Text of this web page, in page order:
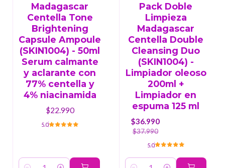
Madagascar
Centella Tone
Brightening
Capsule Ampoule
(SKIN1004) - 50ml
Serum calmante
y aclarante con
77% centella y
4% niacinamida
$22.990
5.0
Pack Doble
Limpieza
Madagascar
Centella Double
Cleansing Duo
(SKIN1004) -
Limpiador oleoso
200ml +
Limpiador en
espuma 125 ml
$36.990
$37.990
5.0